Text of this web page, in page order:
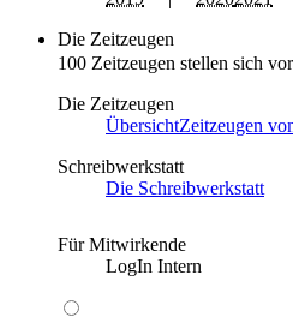
Die Zeitzeugen
100 Zeitzeugen stellen sich
Die Zeitzeugen
ÜbersichtZeitzeugen
Schreibwerkstatt
Die Schreibwerkstatt
Für Mitwirkende
LogIn Intern